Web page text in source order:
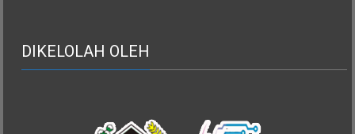
DIKELOLAH OLEH